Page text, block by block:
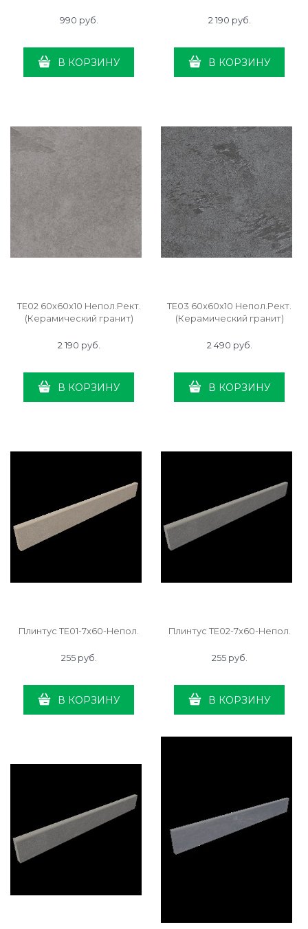
990 руб.
В КОРЗИНУ
2 190 руб.
В КОРЗИНУ
TE02 60x60x10 Непол.Рект.
(Керамический гранит)
2 190 руб.
В КОРЗИНУ
TE03 60x60x10 Непол.Рект.
(Керамический гранит)
2 490 руб.
В КОРЗИНУ
Плинтус TE01-7x60-Непол.
255 руб.
В КОРЗИНУ
Плинтус TE02-7x60-Непол.
255 руб.
В КОРЗИНУ